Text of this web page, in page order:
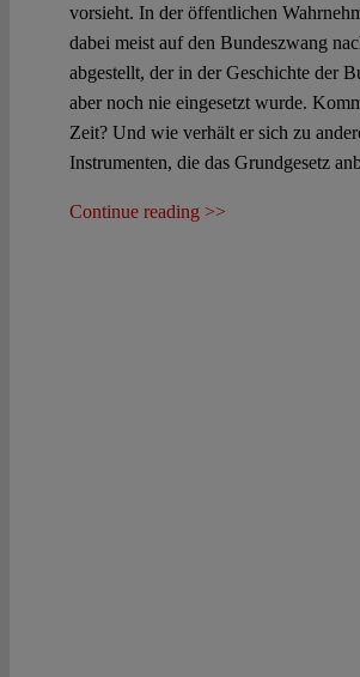
vorsieht. In der öffentlichen
dabei meist auf den Bundeszwang
abgestellt, der in der Geschichte der
aber noch nie eingesetzt wurde.
Zeit? Und wie verhält er sich zu
Instrumenten, die das Grundgesetz
Continue reading >>